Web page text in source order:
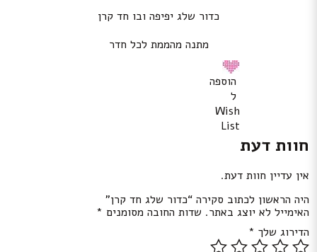
כדור שלג יפיפה ובו חד קרן
מתנה מהממת לכל חדר
הוספה
ל
Wish
List
חוות דעת
אין עדיין חוות דעת.
היה הראשון לכתוב סקירה “כדור שלג חד קרן”
האימייל לא יוצג באתר. שדות החובה מסומנים *
הדירוג שלך *